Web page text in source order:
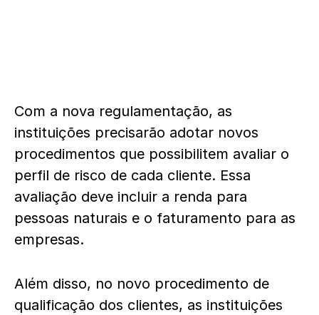
Com a nova regulamentação, as
instituições precisarão adotar novos
procedimentos que possibilitem avaliar o
perfil de risco de cada cliente. Essa
avaliação deve incluir a renda para
pessoas naturais e o faturamento para as
empresas.
Além disso, no novo procedimento de
qualificação dos clientes, as instituições